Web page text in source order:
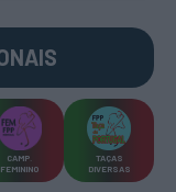
CAMP
FEMININO
TAÇAS
DIVERSAS